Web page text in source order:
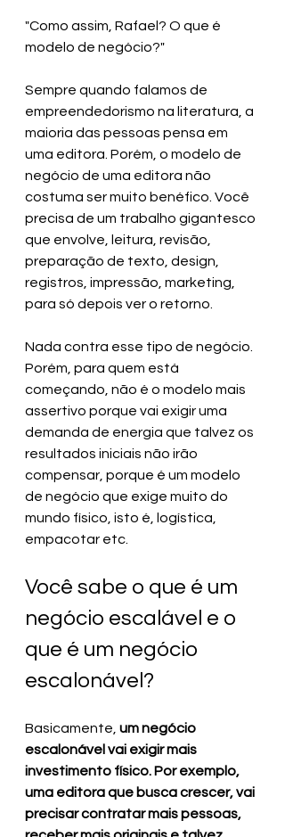
"Como assim, Rafael? O que é
modelo de negócio?"
Sempre quando falamos de
empreendedorismo na literatura, a
maioria das pessoas pensa em
uma editora. Porém, o modelo de
negócio de uma editora não
costuma ser muito benéfico. Você
precisa de um trabalho gigantesco
que envolve, leitura, revisão,
preparação de texto, design,
registros, impressão, marketing,
para só depois ver o retorno.
Nada contra esse tipo de negócio.
Porém, para quem está
começando, não é o modelo mais
assertivo porque vai exigir uma
demanda de energia que talvez os
resultados iniciais não irão
compensar, porque é um modelo
de negócio que exige muito do
mundo físico, isto é, logística,
empacotar etc.
Você sabe o que é um
negócio escalável e o
que é um negócio
escalonável?
Basicamente, um negócio
escalonável vai exigir mais
investimento físico. Por exemplo,
uma editora que busca crescer, vai
precisar contratar mais pessoas,